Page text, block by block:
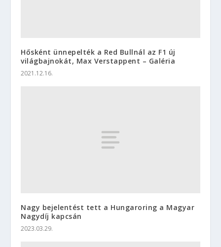
Hősként ünnepelték a Red Bullnál az F1 új
világbajnokát, Max Verstappent – Galéria
2021.12.16.
Nagy bejelentést tett a Hungaroring a Magyar
Nagydíj kapcsán
2023.03.29.